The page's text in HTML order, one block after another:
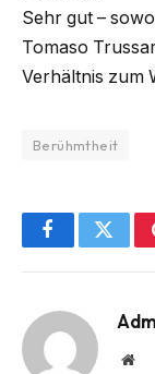
Sehr gut –
Tomaso
Verhältnis zum
Berühmtheit
Facebook